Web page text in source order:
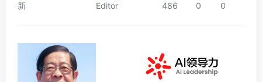
新
Editor
486 0 0